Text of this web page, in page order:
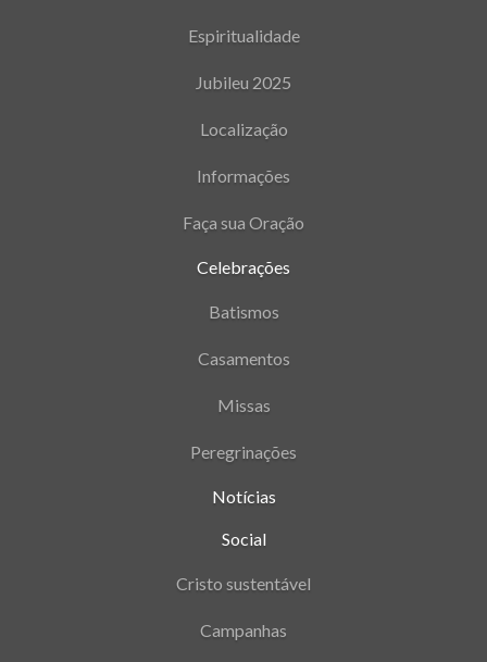
Espiritualidade
Jubileu 2025
Localização
Informações
Faça sua Oração
Celebrações
Batismos
Casamentos
Missas
Peregrinações
Notícias
Social
Cristo sustentável
Campanhas